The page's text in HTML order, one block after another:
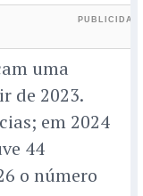
uma
de 2023.
em 2024
44
o número